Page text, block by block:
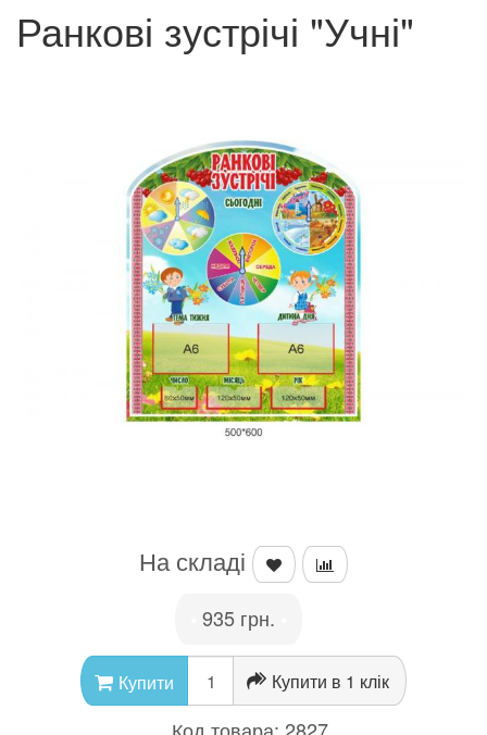
Ранкові зустрічі "Учні"
На складі
935 грн.
Купити Купити в 1 клік